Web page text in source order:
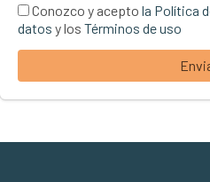
Conozco y acepto la Política
datos y los Términos de uso